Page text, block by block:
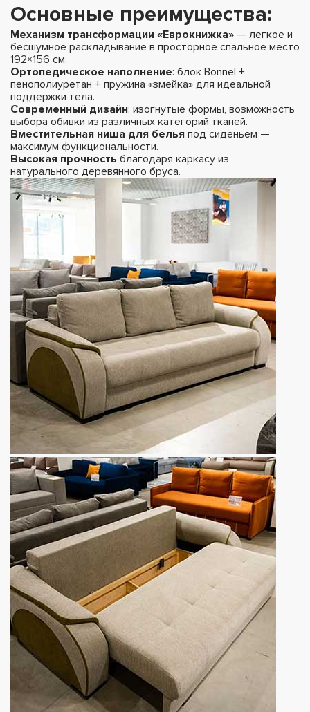
Основные преимущества:
Механизм трансформации «Еврокнижка» — легкое и
бесшумное раскладывание в просторное спальное место
192×156 см.
Ортопедическое наполнение: блок Bonnel +
пенополиуретан + пружина «змейка» для идеальной
поддержки тела.
Современный дизайн: изогнутые формы, возможность
выбора обивки из различных категорий тканей.
Вместительная ниша для белья под сиденьем —
максимум функциональности.
Высокая прочность благодаря каркасу из
натурального деревянного бруса.